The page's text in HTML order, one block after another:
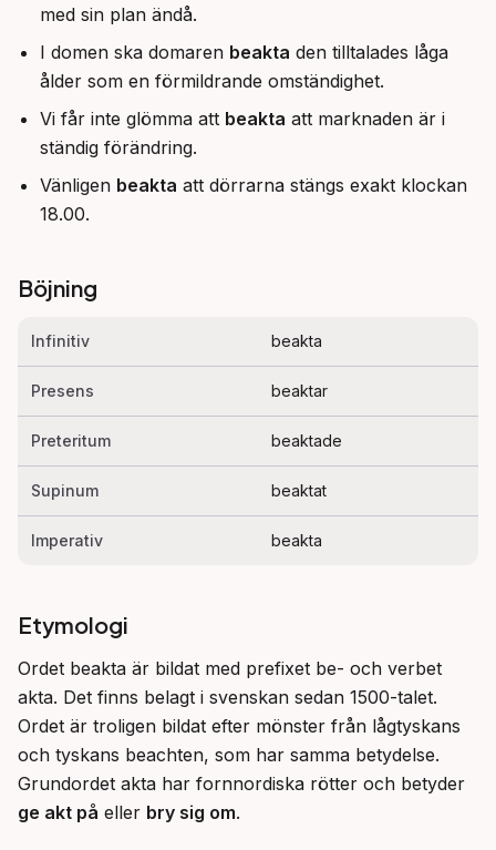
med sin plan ändå.
I domen ska domaren beakta den tilltalades låga
ålder som en förmildrande omständighet.
Vi får inte glömma att beakta att marknaden är i
ständig förändring.
Vänligen beakta att dörrarna stängs exakt klockan
18.00.
Böjning
Infinitiv beakta
Presens beaktar
Preteritum beaktade
Supinum beaktat
Imperativ beakta
Etymologi
Ordet beakta är bildat med prefixet be- och verbet
akta. Det finns belagt i svenskan sedan 1500-talet.
Ordet är troligen bildat efter mönster från lågtyskans
och tyskans beachten, som har samma betydelse.
ge akt på eller bry sig om.